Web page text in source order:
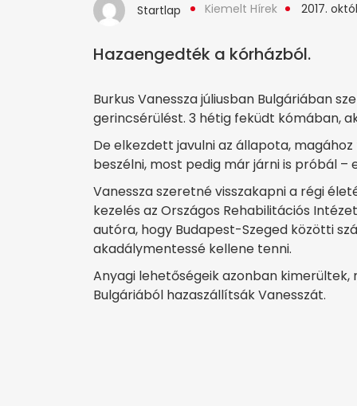
Startlap Kiemelt Hírek 2017.
Hazaengedték a kórházból.
Burkus Vanessza júliusban Bulgáriában
gerincsérülést. 3 hétig feküdt kómában,
De elkezdett javulni az állapota,
beszélni, most pedig már járni is próbál –
Vanessza szeretné visszakapni a régi
kezelés az Országos Rehabilitációs
autóra, hogy Budapest-Szeged közötti
akadálymentessé kellene tenni.
Anyagi lehetőségeik azonban
Bulgáriából hazaszállítsák Vanesszát.